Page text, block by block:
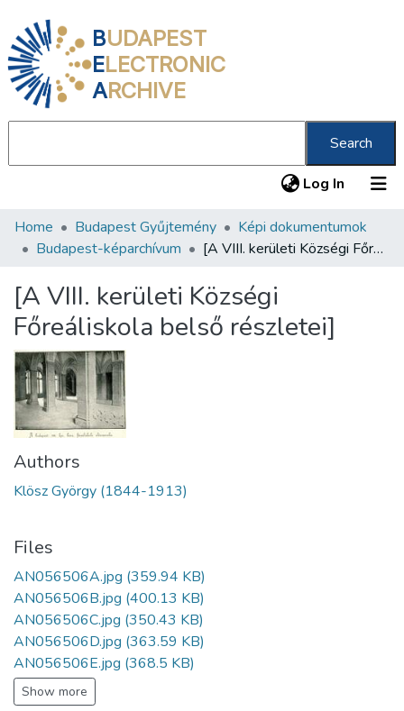
BUDAPEST
ELECTRONIC
ARCHIVE
Search
Log In (current)
Communities & Collections
Statistics
About us
Home Budapest Gyűjtemény
Képi dokumentumok
Budapest-képarchívum
[A VIII. kerületi Községi Főreáliskola belső részletei]
[A VIII. kerületi Községi
Főreáliskola belső részletei]
Authors
Klösz György (1844-1913)
Files
AN056506A.jpg (359.94 KB)
AN056506B.jpg (400.13 KB)
AN056506C.jpg (350.43 KB)
AN056506D.jpg (363.59 KB)
AN056506E.jpg (368.5 KB)
Show more